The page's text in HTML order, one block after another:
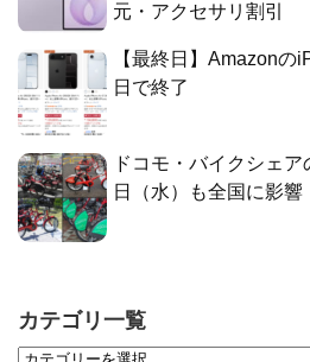
元・アクセサリ割引
【最終日】Amazonの
日で終了
ドコモ・バイクシェ
日（水）も全国に影響
カテゴリ一覧